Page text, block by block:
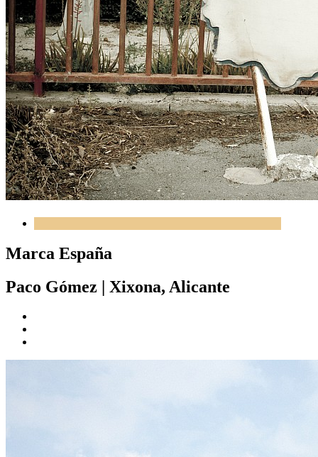
Marca España
Paco Gómez | Xixona, Alicante